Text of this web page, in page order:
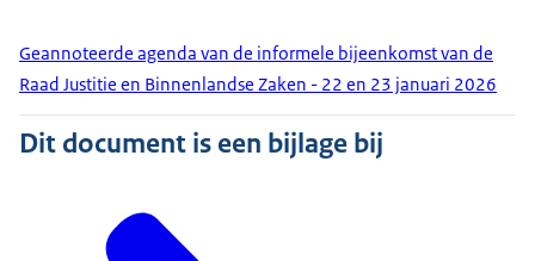
Geannoteerde agenda van de informele bijeenkomst van de
Raad Justitie en Binnenlandse Zaken - 22 en 23 januari 2026
Dit document is een bijlage bij